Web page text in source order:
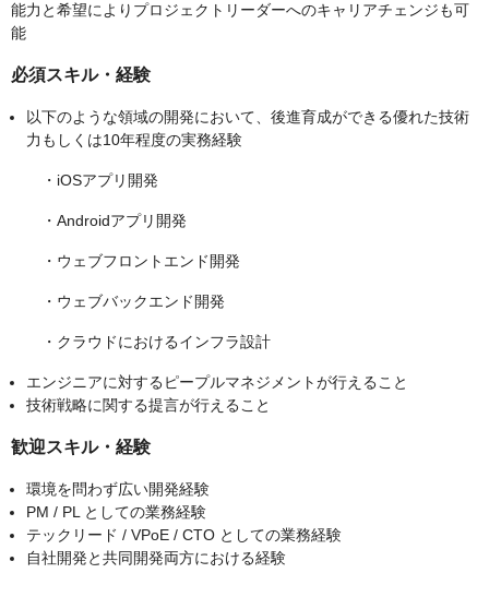
能力と希望によりプロジェクトリーダーへのキャリアチェンジも可
能
必須スキル・経験
以下のような領域の開発において、後進育成ができる優れた技術
力もしくは10年程度の実務経験
・iOSアプリ開発
・Androidアプリ開発
・ウェブフロントエンド開発
・ウェブバックエンド開発
・クラウドにおけるインフラ設計
エンジニアに対するピープルマネジメントが行えること
技術戦略に関する提言が行えること
歓迎スキル・経験
環境を問わず広い開発経験
PM / PL としての業務経験
テックリード / VPoE / CTO としての業務経験
自社開発と共同開発両方における経験